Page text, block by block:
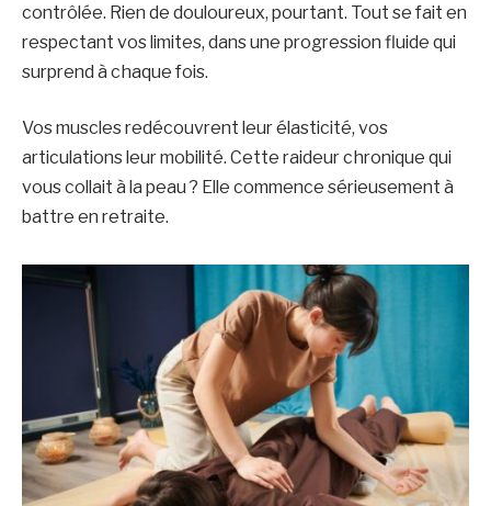
contrôlée. Rien de douloureux, pourtant. Tout se fait en
respectant vos limites, dans une progression fluide qui
surprend à chaque fois.
Vos muscles redécouvrent leur élasticité, vos
articulations leur mobilité. Cette raideur chronique qui
vous collait à la peau ? Elle commence sérieusement à
battre en retraite.